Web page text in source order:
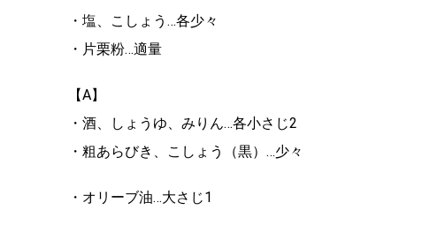
・塩、こしょう…各少々
・片栗粉…適量
【A】
・酒、しょうゆ、みりん…各小さじ2
・粗あらびき、こしょう（黒）…少々
・オリーブ油…大さじ1